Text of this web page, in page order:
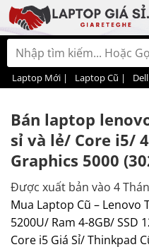
Bỏ
qua
nội
dung
Tìm
kiếm:
Laptop Mới | Laptop Cũ |
Bán laptop
sỉ và lẻ/ Core i5/
Graphics 5000
Được xuất bản vào 4
Mua Laptop Cũ – Lenovo
5200U/ Ram 4-8GB/ SSD
Core i5 Giá Sỉ/ Thinkpad